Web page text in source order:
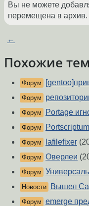
Вы не можете
перемещена в архив.
←
Похожие
Форум
Форум
Форум Portage
Форум Portscriptum
Форум lafilefixer
Форум Оверлеи
Форум
Новости Вышел
Форум emerge